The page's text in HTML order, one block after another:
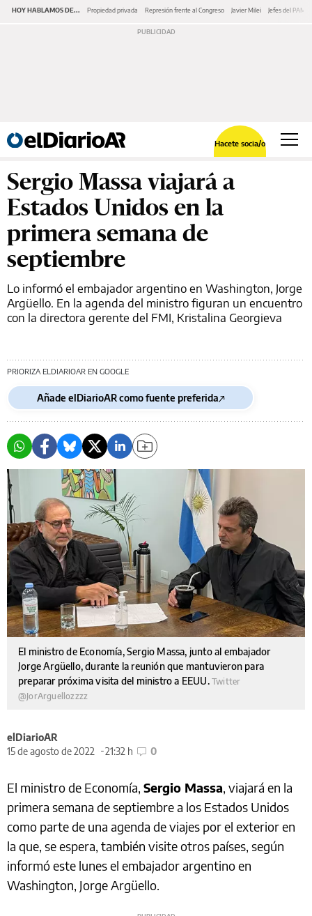
HOY HABLAMOS DE... Propiedad privada Represión frente al Congreso Javier Milei Jefes del PAMI
Hacete socia/o
Sergio Massa viajará a
Estados Unidos en la
primera semana de
septiembre
Lo informó el embajador argentino en Washington, Jorge
Argüello. En la agenda del ministro figuran un encuentro
con la directora gerente del FMI, Kristalina Georgieva
PRIORIZA ELDIARIOAR EN GOOGLE
Añade elDiarioAR como fuente preferida
El ministro de Economía, Sergio Massa, junto al embajador
Jorge Argüello, durante la reunión que mantuvieron para
preparar próxima visita del ministro a EEUU. Twitter
@JorArguellozzzz
elDiarioAR
15 de agosto de 2022
21:32 h 0
El ministro de Economía, Sergio Massa, viajará en la
primera semana de septiembre a los Estados Unidos
como parte de una agenda de viajes por el exterior en
la que, se espera, también visite otros países, según
informó este lunes el embajador argentino en
Washington, Jorge Argüello.